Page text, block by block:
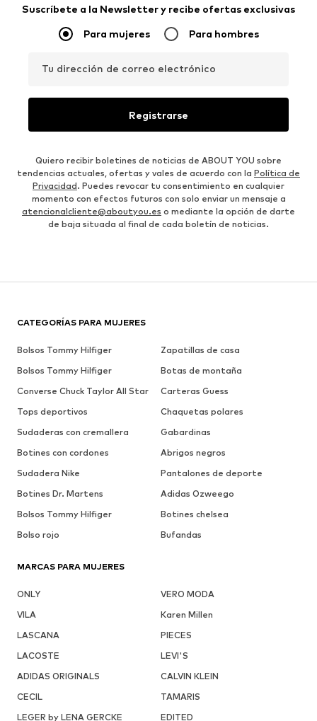
Suscríbete a la Newsletter y recibe ofertas exclusivas
Para mujeres Para hombres
Tu dirección de correo electrónico
Registrarse
Quiero recibir boletines de noticias de ABOUT YOU sobre
tendencias actuales, ofertas y vales de acuerdo con la Política de
Privacidad. Puedes revocar tu consentimiento en cualquier
momento con efectos futuros con solo enviar un mensaje a
atencionalcliente@aboutyou.es o mediante la opción de darte
de baja situada al final de cada boletín de noticias.
CATEGORÍAS PARA MUJERES
Bolsos Tommy Hilfiger
Zapatillas de casa
Bolsos Tommy Hilfiger
Botas de montaña
Converse Chuck Taylor All Star
Carteras Guess
Tops deportivos
Chaquetas polares
Sudaderas con cremallera
Gabardinas
Botines con cordones
Abrigos negros
Sudadera Nike
Pantalones de deporte
Botines Dr. Martens
Adidas Ozweego
Bolsos Tommy Hilfiger
Botines chelsea
Bolso rojo
Bufandas
MARCAS PARA MUJERES
ONLY
VERO MODA
VILA
Karen Millen
LASCANA
PIECES
LACOSTE
LEVI'S
ADIDAS ORIGINALS
CALVIN KLEIN
CECIL
TAMARIS
LEGER by LENA GERCKE
EDITED